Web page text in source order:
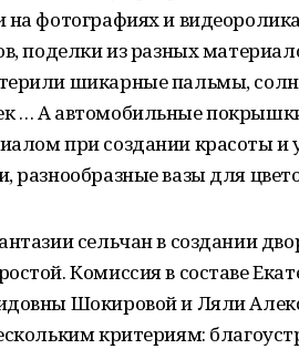
на фотографиях и
поделки из разных
шикарные пальмы,
… А автомобильные
при создании красоты и
разнообразные вазы для
сельчан в создании
Комиссия в составе
Шокировой и Ляли
критериям: